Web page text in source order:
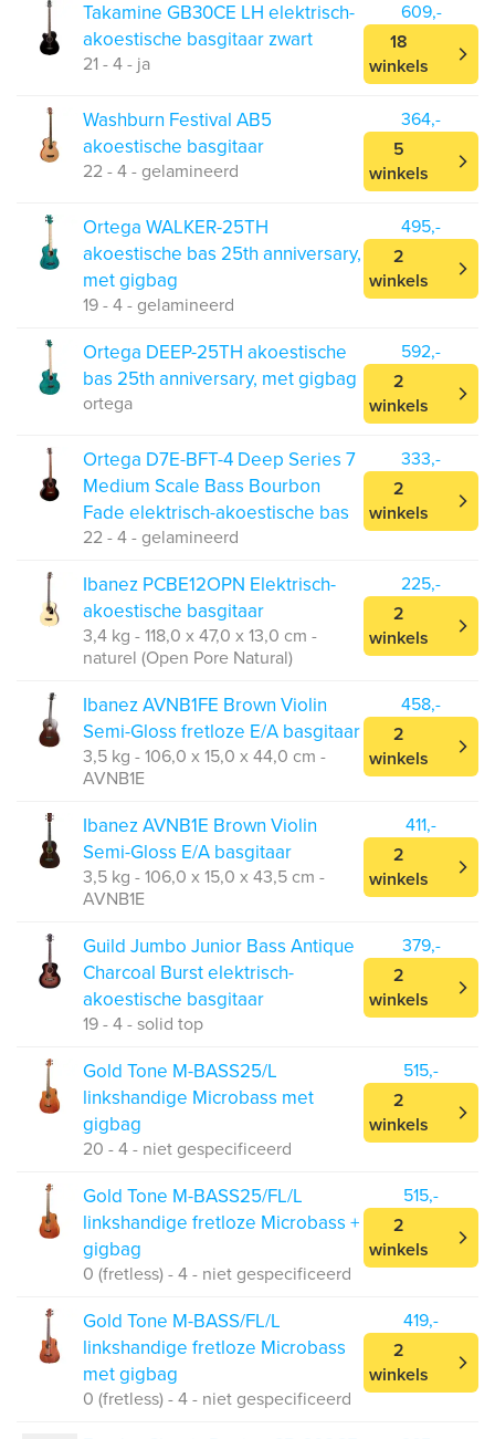
Takamine GB30CE LH elektrisch-
akoestische basgitaar zwart
21 - 4 - ja
609,-
18
winkels
Washburn Festival AB5
akoestische basgitaar
22 - 4 - gelamineerd
364,-
5
winkels
Ortega WALKER-25TH
akoestische bas 25th anniversary,
met gigbag
19 - 4 - gelamineerd
495,-
2
winkels
Ortega DEEP-25TH akoestische
bas 25th anniversary, met gigbag
ortega
592,-
2
winkels
Ortega D7E-BFT-4 Deep Series 7
Medium Scale Bass Bourbon
Fade elektrisch-akoestische bas
22 - 4 - gelamineerd
333,-
2
winkels
Ibanez PCBE12OPN Elektrisch-
akoestische basgitaar
3,4 kg - 118,0 x 47,0 x 13,0 cm -
naturel (Open Pore Natural)
225,-
2
winkels
Ibanez AVNB1FE Brown Violin
Semi-Gloss fretloze E/A basgitaar
3,5 kg - 106,0 x 15,0 x 44,0 cm -
AVNB1E
458,-
2
winkels
Ibanez AVNB1E Brown Violin
Semi-Gloss E/A basgitaar
3,5 kg - 106,0 x 15,0 x 43,5 cm -
AVNB1E
411,-
2
winkels
Guild Jumbo Junior Bass Antique
Charcoal Burst elektrisch-
akoestische basgitaar
19 - 4 - solid top
379,-
2
winkels
Gold Tone M-BASS25/L
linkshandige Microbass met
gigbag
20 - 4 - niet gespecificeerd
515,-
2
winkels
Gold Tone M-BASS25/FL/L
linkshandige fretloze Microbass +
gigbag
0 (fretless) - 4 - niet gespecificeerd
515,-
2
winkels
Gold Tone M-BASS/FL/L
linkshandige fretloze Microbass
met gigbag
0 (fretless) - 4 - niet gespecificeerd
419,-
2
winkels